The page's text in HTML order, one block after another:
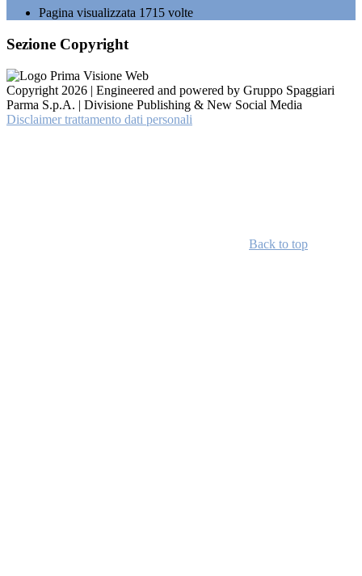
Pagina visualizzata 1715 volte
Sezione Copyright
Copyright 2026 | Engineered and powered by Gruppo Spaggiari
Parma S.p.A. | Divisione Publishing & New Social Media
Disclaimer trattamento dati personali
Back to top